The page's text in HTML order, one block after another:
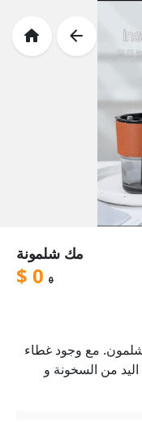
مك شلمونة
$ 0 0
مع وجود غطاء
من السخونة و